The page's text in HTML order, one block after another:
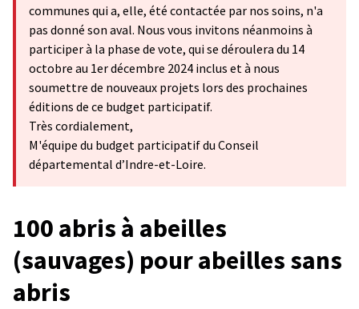
communes qui a, elle, été contactée par nos soins, n'a
pas donné son aval. Nous vous invitons néanmoins à
participer à la phase de vote, qui se déroulera du 14
octobre au 1er décembre 2024 inclus et à nous
soumettre de nouveaux projets lors des prochaines
éditions de ce budget participatif.
Très cordialement,
M'équipe du budget participatif du Conseil
départemental d’Indre-et-Loire.
100 abris à abeilles
(sauvages) pour abeilles sans
abris